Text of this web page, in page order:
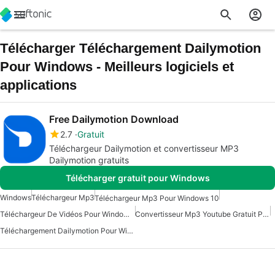
Télécharger Téléchargement Dailymotion
Pour Windows - Meilleurs logiciels et
applications
Free Dailymotion Download
2.7 Gratuit
Téléchargeur Dailymotion et convertisseur MP3
Dailymotion gratuits
Télécharger gratuit pour Windows
WindowsTéléchargeur Mp3Téléchargeur Mp3 Pour Windows 10
Téléchargeur De Vidéos Pour Windows 7
Convertisseur Mp3 Youtube Gratuit Pour Windows
Téléchargement Dailymotion Pour Windows